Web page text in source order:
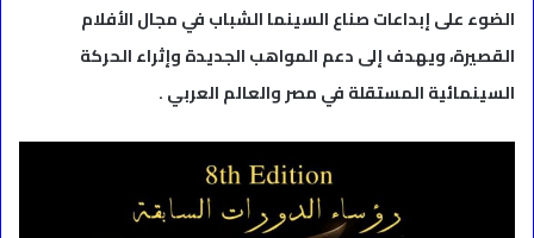
الضوء على إبداعات صناع السينما الشباب في مجال الأفلام
القصيرة، ويهدف إلى دعم المواهب الجديدة وإثراء الحركة
السينمائية المستقلة في مصر والعالم العربي .